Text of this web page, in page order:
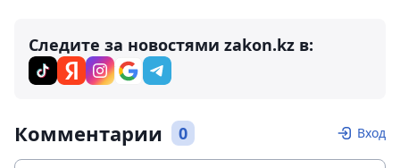
Следите за новостями zakon.kz в:
Комментарии 0 Вход